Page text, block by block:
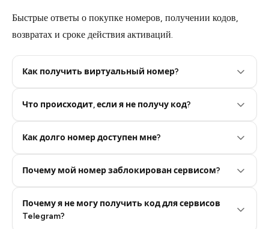
Быстрые ответы о покупке номеров, получении кодов,
возвратах и сроке действия активаций.
Как получить виртуальный номер?
Что происходит, если я не получу код?
Как долго номер доступен мне?
Почему мой номер заблокирован сервисом?
Почему я не могу получить код для сервисов
Telegram?